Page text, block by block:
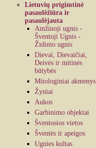
Lietuvių prigimtinė
pasaulėžiūra ir
pasaulėjauta
Amžinoji ugnis -
Šventoji Ugnis -
Židinio ugnis
Dievai, Dievaičiai,
Deivės ir mitinės
būtybės
Mitologiniai akmenys
Žyniai
Aukos
Garbinimo objektai
Šventosios vietos
Šventės ir apeigos
Ugnies kultas